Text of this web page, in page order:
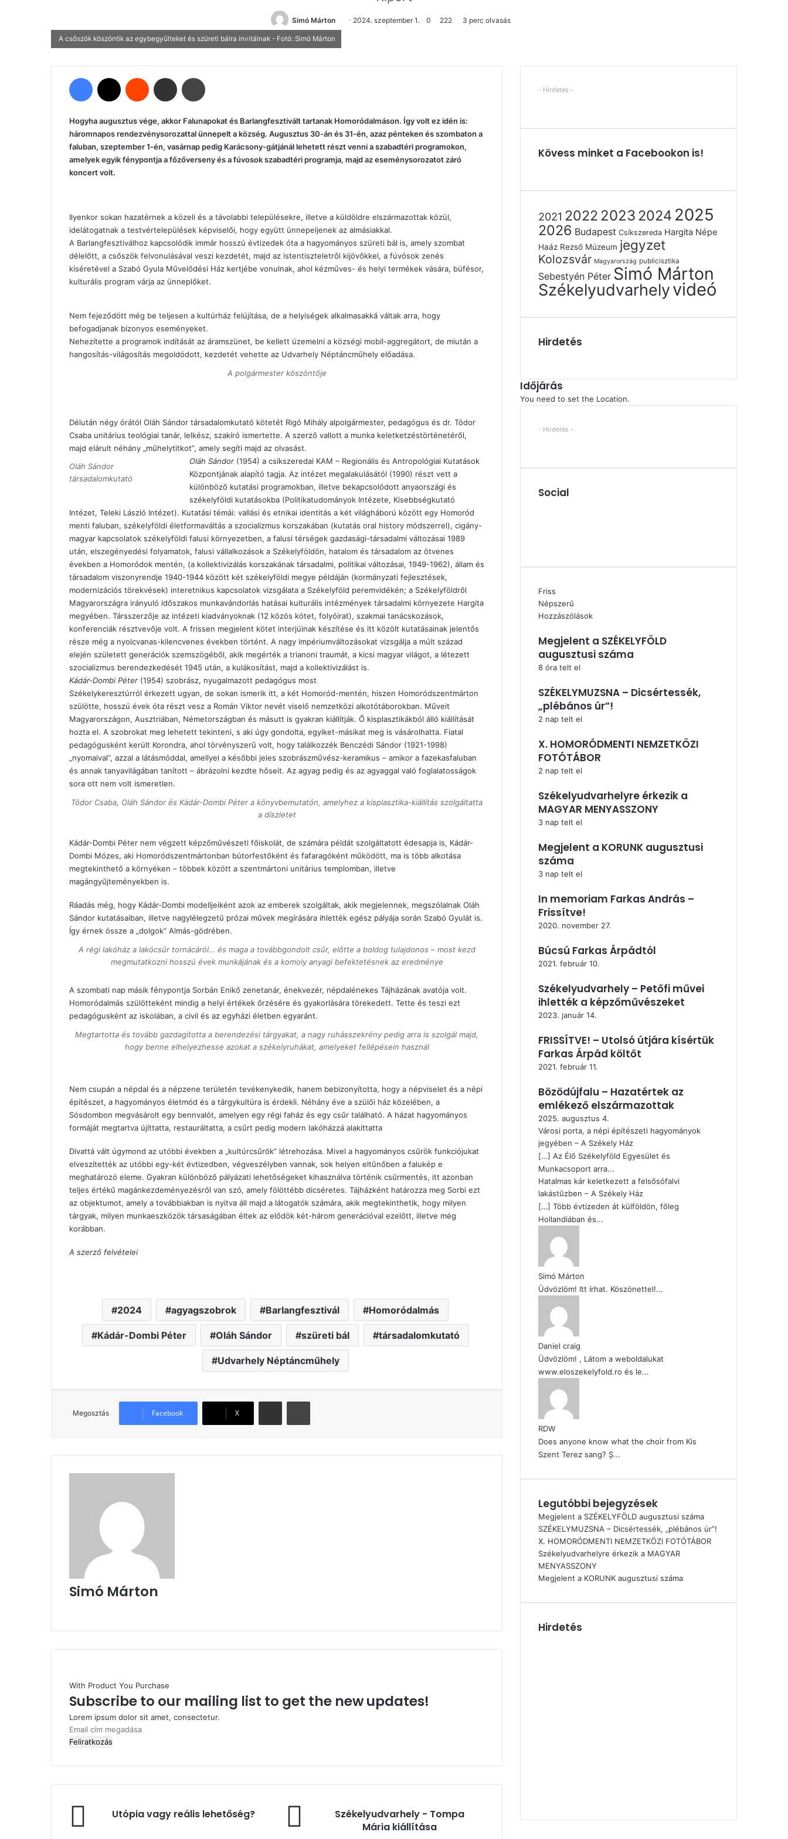
Simó Márton
Send
email
2024. szeptember 1. 0 222 3 perc olvasás
A csőszök köszöntik az egybegyűlteket és szüreti bálra invitálnak - Fotó: Simó Márton
Facebook Reddit Megosztás email-ben
Hogyha augusztus vége, akkor Falunapokat és Barlangfesztivált tartanak Homoródalmáson. Így volt ez idén is:
háromnapos rendezvénysorozattal ünnepelt a község. Augusztus 30-án és 31-én, azaz pénteken és szombaton a
faluban, szeptember 1-én, vasárnap pedig Karácsony-gátjánál lehetett részt venni a szabadtéri programokon,
amelyek egyik fénypontja a főzőverseny és a fúvosok szabadtéri programja, majd az eseménysorozatot záró
koncert volt.
Ilyenkor sokan hazatérnek a közeli és a távolabbi településekre, illetve a küldöldre elszármazottak közül,
idelátogatnak a testvértelepülések képviselői, hogy együtt ünnepeljenek az almásiakkal.
A Barlangfesztiválhoz kapcsolódik immár hosszú évtizedek óta a hagyományos szüreti bál is, amely szombat
délelőtt, a csőszök felvonulásával veszi kezdetét, majd az istentiszteletről kijövőkkel, a fúvósok zenés
kíséretével a Szabó Gyula Művelődési Ház kertjébe vonulnak, ahol kézműves- és helyi termékek vására, büfésor,
kulturális program várja az ünneplőket.
Nem fejeződött még be teljesen a kultúrház felújítása, de a helyiségek alkalmasakká váltak arra, hogy
befogadjanak bizonyos eseményeket.
Nehezítette a programok indítását az áramszünet, be kellett üzemelni a községi mobil-aggregátort, de miután a
hangosítás-világosítás megoldódott, kezdetét vehette az Udvarhely Néptáncműhely előadása.
A polgármester köszöntője
Délután négy órától Oláh Sándor társadalomkutató kötetét Rigó Mihály alpolgármester, pedagógus és dr. Tódor
Csaba unitárius teológiai tanár, lelkész, szakíró ismertette. A szerző vallott a munka keletketzéstörténetéről,
majd elárult néhány „műhelytitkot”, amely segíti majd az olvasást.
Oláh Sándor
társadalomkutató
Oláh Sándor(1954) a csíkszeredai KAM – Regionális és Antropológiai Kutatások
Központjának alapító tagja. Az intézet megalakulásától (1990) részt vett a
különböző kutatási programokban, illetve bekapcsolódott anyaországi és
székelyföldi kutatásokba (Politikatudományok Intézete, Kisebbségkutató
Intézet, Teleki László Intézet). Kutatási témái: vallási és etnikai identitás a két világháború között egy Homoród
menti faluban, székelyföldi életformaváltás a szocializmus korszakában (kutatás oral history módszerrel), cigány-
magyar kapcsolatok székelyföldi falusi környezetben, a falusi térségek gazdasági-társadalmi változásai 1989
után, elszegényedési folyamatok, falusi vállalkozások a Székelyföldön, hatalom és társadalom az ötvenes
években a Homoródok mentén, (a kollektivizálás korszakának társadalmi, politikai változásai, 1949-1962), állam és
társadalom viszonyrendje 1940-1944 között két székelyföldi megye példáján (kormányzati fejlesztések,
modernizációs törekvések) interetnikus kapcsolatok vizsgálata a Székelyföld peremvidékén; a Székelyföldről
Magyarországra irányuló időszakos munkavándorlás hatásai kulturális intézmények társadalmi környezete Hargita
megyében. Társszerzője az intézeti kiadványoknak (12 közös kötet, folyóirat), szakmai tanácskozások,
konferenciák résztvevője volt. A frissen megjelent kötet interjúinak készítése és itt közölt kutatásainak jelentős
része még a nyolcvanas-kilencvenes években történt. A nagy impériumváltozásokat vizsgálja a múlt század
elején született generációk szemszögéből, akik megérték a trianoni traumát, a kicsi magyar világot, a létezett
szocializmus berendezkedését 1945 után, a kulákosítást, majd a kollektivizálást is.
Kádár-Dombi Péter (1954) szobrász, nyugalmazott pedagógus most
Székelykeresztúrról érkezett ugyan, de sokan ismerik itt, a két Homoród-mentén, hiszen Homoródszentmárton
szülötte, hosszú évek óta részt vesz a Román Viktor nevét viselő nemzetközi alkotótáborokban. Műveit
Magyarországon, Ausztriában, Németországban és másutt is gyakran kiállítják. Ő kisplasztikákból álló kiállítását
hozta el. A szobrokat meg lehetett tekinteni, s aki úgy gondolta, egyiket-másikat meg is vásárolhatta. Fiatal
pedagógusként került Korondra, ahol törvényszerű volt, hogy találkozzék Benczédi Sándor (1921-1998)
„nyomaival”, azzal a látásmóddal, amellyel a későbbi jeles szobrászművész-keramikus – amikor a fazekasfaluban
és annak tanyavilágában tanított – ábrázolni kezdte hőseit. Az agyag pedig és az agyaggal való foglalatosságok
sora ott nem volt ismeretlen.
Tódor Csaba, Oláh Sándor és Kádár-Dombi Péter a könyvbemutatón, amelyhez a kisplasztika-kiállítás szolgáltatta
a díszletet
Kádár-Dombi Péter nem végzett képzőművészeti főiskolát, de számára példát szolgáltatott édesapja is, Kádár-
Dombi Mózes, aki Homoródszentmártonban bútorfestőként és fafaragóként működött, ma is több alkotása
megtekinthető a környéken – többek között a szentmártoni unitárius templomban, illetve
magángyűjteményekben is.
Ráadás még, hogy Kádár-Dombi modelljeiként azok az emberek szolgáltak, akik megjelennek, megszólalnak Oláh
Sándor kutatásaiban, illetve nagylélegzetű prózai művek megírására ihlették egész pályája során Szabó Gyulát is.
Így érnek össze a „dolgok” Almás-gödrében.
A régi lakóház a lakócsűr tornácáról… és maga a továbbgondolt csűr, előtte a boldog tulajdonos – most kezd
megmutatkozni hosszú évek munkájának és a komoly anyagi befektetésnek az eredménye
A szombati nap másik fénypontja Sorbán Enikő zenetanár, énekvezér, népdalénekes Tájházának avatója volt.
Homoródalmás szülötteként mindig a helyi értékek őrzésére és gyakorlására törekedett. Tette és teszi ezt
pedagógusként az iskolában, a civil és az egyházi életben egyaránt.
Megtartotta és tovább gazdagította a berendezési tárgyakat, a nagy ruhásszekrény pedig arra is szolgál majd,
hogy benne elhelyezhesse azokat a székelyruhákat, amelyeket fellépésein használ
Nem csupán a népdal és a népzene területén tevékenykedik, hanem bebizonyította, hogy a népviselet és a népi
építészet, a hagyományos életmód és a tárgykultúra is érdekli. Néhány éve a szülői ház közelében, a
Sósdombon megvásárolt egy bennvalót, amelyen egy régi faház és egy csűr található. A házat hagyományos
formáját megtartva újíttatta, restauráltatta, a csűrt pedig modern lakóházzá alakíttatta
Divattá vált úgymond az utóbbi években a „kultúrcsűrök” létrehozása. Mivel a hagyományos csűrök funkciójukat
elveszítették az utóbbi egy-két évtizedben, végveszélyben vannak, sok helyen eltűnőben a falukép e
meghatározó eleme. Gyakran különböző pályázati lehetőségeket kihasználva történik csűrmentés, itt azonban
teljes értékű magánkezdeményezésről van szó, amely fölöttébb dicséretes. Tájházként határozza meg Sorbi ezt
az objektumot, amely a továbbiakban is nyitva áll majd a látogatók számára, akik megtekinthetik, hogy milyen
tárgyak, milyen munkaeszközök társaságában éltek az elődök két-három generációval ezelőtt, illetve még
korábban.
A szerző felvételei
2024 agyagszobrok Barlangfesztivál Homoródalmás
Kádár-Dombi Péter Oláh Sándor szüreti bál társadalomkutató
Udvarhely Néptáncműhely
Megosztás Facebook X
Megosztás email-ben Nyomtatás
Simó Márton
With Product You Purchase
Subscribe to our mailing list to get the new updates!
Lorem ipsum dolor sit amet, consectetur.
Email
cím
vagy
Utópia vagy reális lehetőség?
Székelyudvarhely - Tompa
Mária kiállítása
- Hirdetés -
Kövess minket a Facebookon is!
2021 2022 2023 2024 2025
2026 Budapest Csíkszereda Hargita Népe
Haáz Rezső Múzeum jegyzet
Kolozsvár Magyarország publicisztika
Sebestyén Péter Simó Márton
Székelyudvarhelyvideó
Hirdetés
Időjárás
You need to set the Location.
- Hirdetés -
Social
Friss
Népszerű
Hozzászólások
Megjelent a SZÉKELYFÖLD
augusztusi száma
8 óra telt el
SZÉKELYMUZSNA – Dicsértessék,
„plébános úr”!
2 nap telt el
X. HOMORÓDMENTI NEMZETKÖZI
FOTÓTÁBOR
2 nap telt el
Székelyudvarhelyre érkezik a
MAGYAR MENYASSZONY
3 nap telt el
Megjelent a KORUNK augusztusi
száma
3 nap telt el
In memoriam Farkas András –
Frissítve!
2020. november 27.
Búcsú Farkas Árpádtól
2021. február 10.
Székelyudvarhely – Petőfi művei
ihlették a képzőművészeket
2023. január 14.
FRISSÍTVE! – Utolsó útjára kísértük
Farkas Árpád költőt
2021. február 11.
Bözödújfalu – Hazatértek az
emlékező elszármazottak
2025. augusztus 4.
Városi porta, a népi építészeti hagyományok
jegyében – A Székely Ház
[…] Az Élő Székelyföld Egyesület és
Munkacsoport arra...
Hatalmas kár keletkezett a felsősófalvi
lakástűzben – A Székely Ház
[…] Több évtizeden át külföldön, főleg
Hollandiában és...
Simó Márton
Üdvözlöm! Itt írhat. Köszönettel!...
Daniel craig
Üdvözlöm! , Látom a weboldalukat
www.eloszekelyfold.ro és le...
RDW
Does anyone know what the choir from Kis
Szent Terez sang? Ș...
Legutóbbi bejegyzések
Megjelent a SZÉKELYFÖLD augusztusi száma
SZÉKELYMUZSNA – Dicsértessék, „plébános úr”!
X. HOMORÓDMENTI NEMZETKÖZI FOTÓTÁBOR
Székelyudvarhelyre érkezik a MAGYAR
MENYASSZONY
Megjelent a KORUNK augusztusi száma
Hirdetés